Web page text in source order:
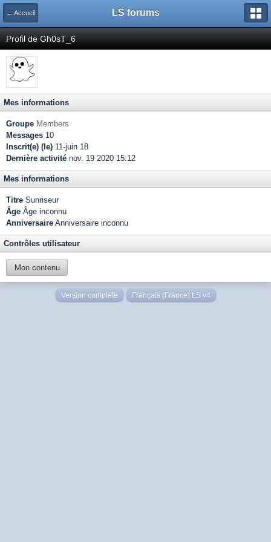
← Accueil LS forums
Profil de Gh0sT_6
Mes informations
Groupe Members
Messages 10
Inscrit(e) (le) 11-juin 18
Dernière activité nov. 19 2020 15:12
Mes informations
Titre Sunriseur
Âge Âge inconnu
Anniversaire Anniversaire inconnu
Contrôles utilisateur
Mon contenu
Version complète Français (France) LS v4